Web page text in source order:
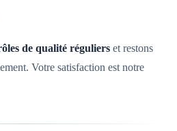
de qualité réguliers et restons
Votre satisfaction est notre